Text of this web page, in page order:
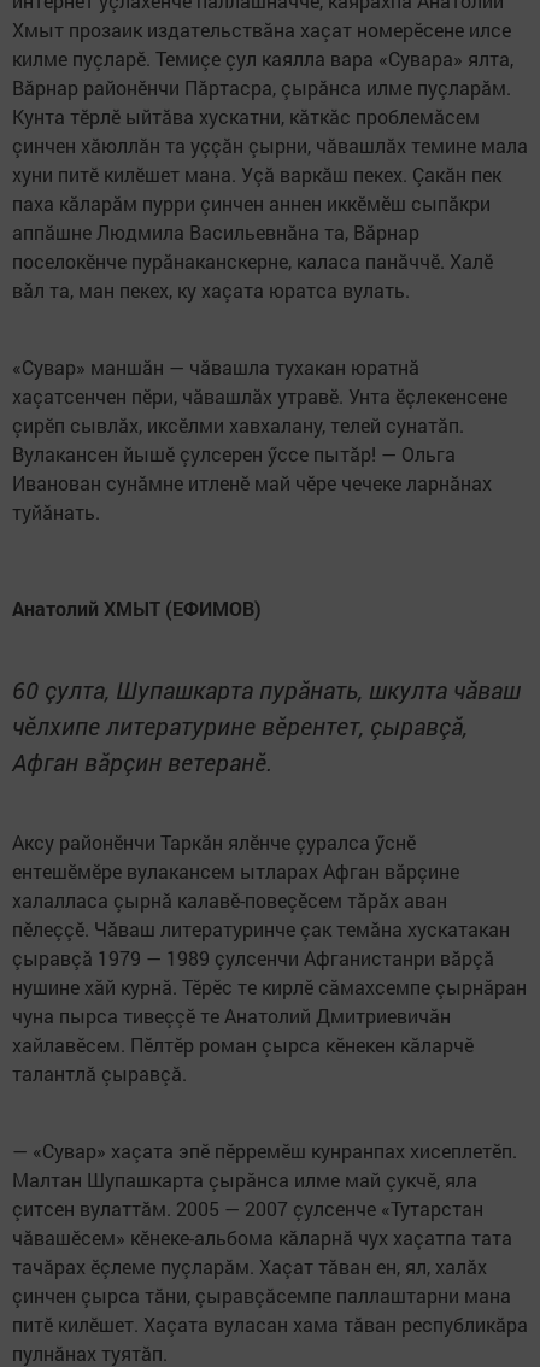
Хмыт прозаик издательствăна хаçат номерӗсене илсе
килме пуçларӗ. Темиçе çул каялла вара «Сувара» ялта,
Вăрнар районӗнчи Пăртасра, çырăнса илме пуçларăм.
Кунта тӗрлӗ ыйтăва хускатни, кăткăс проблемăсем
çинчен хăюллăн та уççăн çырни, чăвашлăх темине мала
хуни питӗ килӗшет мана. Уçă варкăш пекех. Çакăн пек
паха кăларăм пурри çинчен аннен иккӗмӗш сыпăкри
аппăшне Людмила Васильевнăна та, Вăрнар
поселокӗнче пурăнаканскерне, каласа панăччӗ. Халӗ
вăл та, ман пекех, ку хаçата юратса вулать.
«Сувар» маншăн — чăвашла тухакан юратнă
хаçатсенчен пӗри, чăвашлăх утравӗ. Унта ӗçлекенсене
çирӗп сывлăх, иксӗлми хавхалану, телей сунатăп.
Вулакансен йышӗ çулсерен ӳссе пытăр! — Ольга
Иванован сунăмне итленӗ май чӗре чечеке ларнăнах
туйăнать.
Анатолий ХМЫТ (ЕФИМОВ)
60 çулта, Шупашкарта пурӑнать, шкулта чӑваш
чӗлхипе литературине вӗрентет, çыравçă,
Афган вăрçин ветеранӗ.
Аксу районӗнчи Таркăн ялӗнче çуралса ӳснӗ
ентешӗмӗре вулакансем ытларах Афган вăрçине
халалласа çырнă калавӗ-повеçӗсем тăрăх аван
пӗлеççӗ. Чăваш литературинче çак темăна хускатакан
çыравçă 1979 — 1989 çулсенчи Афганистанри вăрçă
нушине хăй курнă. Тӗрӗс те кирлӗ сăмахсемпе çырнăран
чуна пырса тивеççӗ те Анатолий Дмитриевичăн
хайлавӗсем. Пӗлтӗр роман çырса кӗнекен кăларчӗ
талантлă çыравçă.
— «Сувар» хаçата эпӗ пӗрремӗш кунранпах хисеплетӗп.
Малтан Шупашкарта çырӑнса илме май çукчӗ, яла
çитсен вулаттӑм. 2005 — 2007 çулсенче «Тутарстан
чӑвашӗсем» кӗнеке-альбома кӑларнӑ чух хаçатпа тата
тачӑрах ӗçлеме пуçларӑм. Хаçат тӑван ен, ял, халӑх
çинчен çырса тӑни, çыравçӑсемпе паллаштарни мана
питӗ килӗшет. Хаçата вуласан хама тӑван республикӑра
пулнӑнах туятӑп.